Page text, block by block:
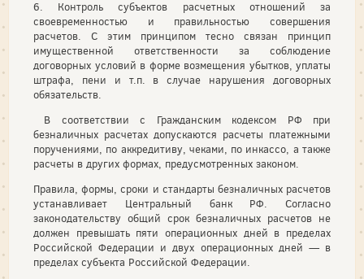
6. Контроль субъектов расчетных отношений за
своевременностью и правильностью совершения
расчетов. С этим принципом тесно связан принцип
имущественной ответственности за соблюдение
договорных условий в форме возмещения убытков, уплаты
штрафа, пени и т.п. в случае нарушения договорных
обязательств.
В соответствии с Гражданским кодексом РФ при
безналичных расчетах допускаются расчеты платежными
поручениями, по аккредитиву, чеками, по инкассо, а также
расчеты в других формах, предусмотренных законом.
Правила, формы, сроки и стандарты безналичных расчетов
устанавливает Центральный банк РФ. Согласно
законодательству общий срок безналичных расчетов не
должен превышать пяти операционных дней в пределах
Российской Федерации и двух операционных дней — в
пределах субъекта Российской Федерации.